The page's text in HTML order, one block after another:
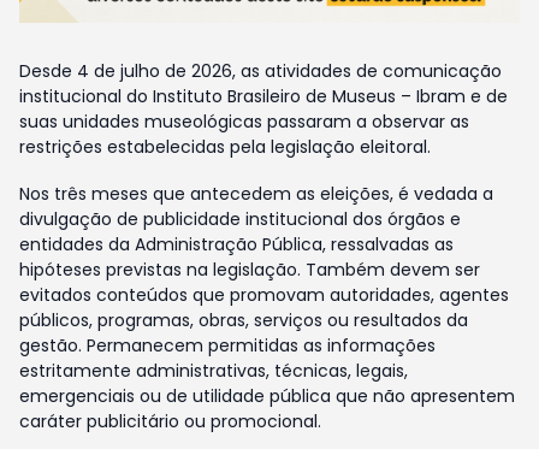
Desde 4 de julho de 2026, as atividades de comunicação
institucional do Instituto Brasileiro de Museus – Ibram e de
suas unidades museológicas passaram a observar as
restrições estabelecidas pela legislação eleitoral.
Nos três meses que antecedem as eleições, é vedada a
divulgação de publicidade institucional dos órgãos e
entidades da Administração Pública, ressalvadas as
hipóteses previstas na legislação. Também devem ser
evitados conteúdos que promovam autoridades, agentes
públicos, programas, obras, serviços ou resultados da
gestão. Permanecem permitidas as informações
estritamente administrativas, técnicas, legais,
emergenciais ou de utilidade pública que não apresentem
caráter publicitário ou promocional.